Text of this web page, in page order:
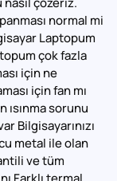
normal mi
Laptopum
çok fazla
için ne
için fan mı
ısınma sorunu
Bilgisayarınızı
metal ile olan
ve tüm